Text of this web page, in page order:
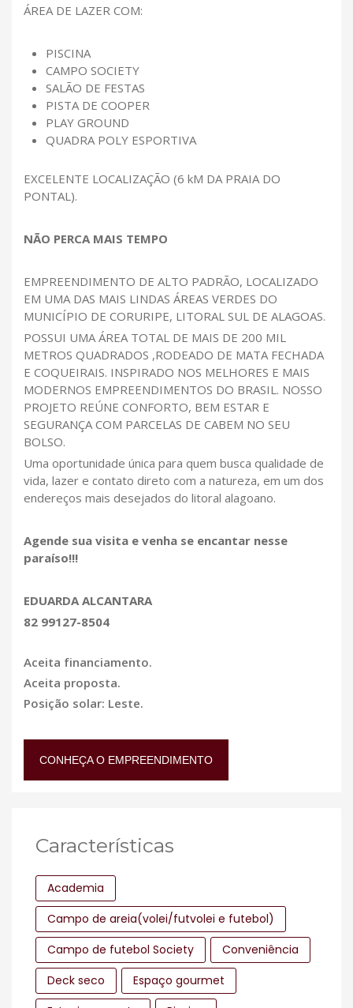
ÁREA DE LAZER COM:
PISCINA
CAMPO SOCIETY
SALÃO DE FESTAS
PISTA DE COOPER
PLAY GROUND
QUADRA POLY ESPORTIVA
EXCELENTE LOCALIZAÇÃO (6 kM DA PRAIA DO
PONTAL).
NÃO PERCA MAIS TEMPO
EMPREENDIMENTO DE ALTO PADRÃO, LOCALIZADO
EM UMA DAS MAIS LINDAS ÁREAS VERDES DO
MUNICÍPIO DE CORURIPE, LITORAL SUL DE ALAGOAS.
POSSUI UMA ÁREA TOTAL DE MAIS DE 200 MIL
METROS QUADRADOS ,RODEADO DE MATA FECHADA
E COQUEIRAIS. INSPIRADO NOS MELHORES E MAIS
MODERNOS EMPREENDIMENTOS DO BRASIL. NOSSO
PROJETO REÚNE CONFORTO, BEM ESTAR E
SEGURANÇA COM PARCELAS DE CABEM NO SEU
BOLSO.
Uma oportunidade única para quem busca qualidade de
vida, lazer e contato direto com a natureza, em um dos
endereços mais desejados do litoral alagoano.
Agende sua visita e venha se encantar nesse
paraíso!!!
EDUARDA ALCANTARA
82 99127-8504
Aceita financiamento.
Aceita proposta.
Posição solar: Leste.
CONHEÇA O EMPREENDIMENTO
Características
Academia
Campo de areia(volei/futvolei e futebol)
Campo de futebol Society
Conveniência
Deck seco
Espaço gourmet